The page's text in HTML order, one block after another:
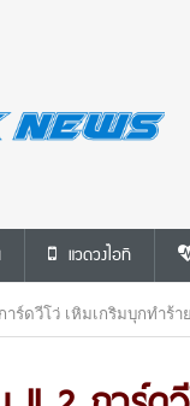
แวดวงไอที
ร์ดวีโว่ เหิมเกริมบุกทำร้